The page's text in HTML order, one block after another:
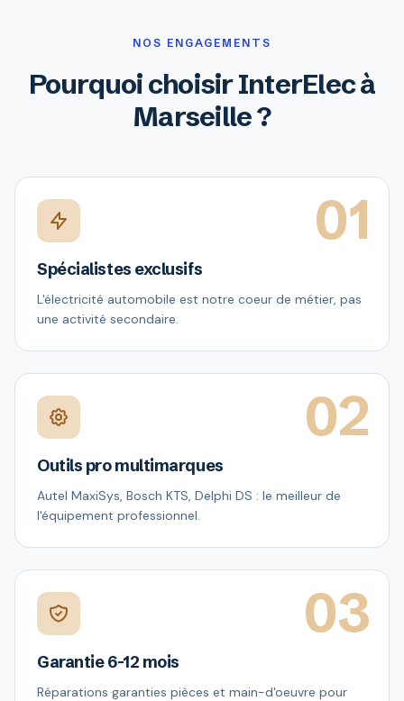
NOS ENGAGEMENTS
Pourquoi choisir InterElec à
Marseille ?
01
Spécialistes exclusifs
L'électricité automobile est notre coeur de métier, pas
une activité secondaire.
02
Outils pro multimarques
Autel MaxiSys, Bosch KTS, Delphi DS : le meilleur de
l'équipement professionnel.
03
Garantie 6-12 mois
Réparations garanties pièces et main-d'oeuvre pour